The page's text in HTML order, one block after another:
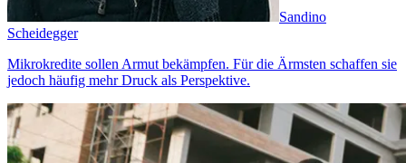
Sandino
Scheidegger
Mikrokredite sollen Armut bekämpfen. Für die Ärmsten schaffen sie
jedoch häufig mehr Druck als Perspektive.